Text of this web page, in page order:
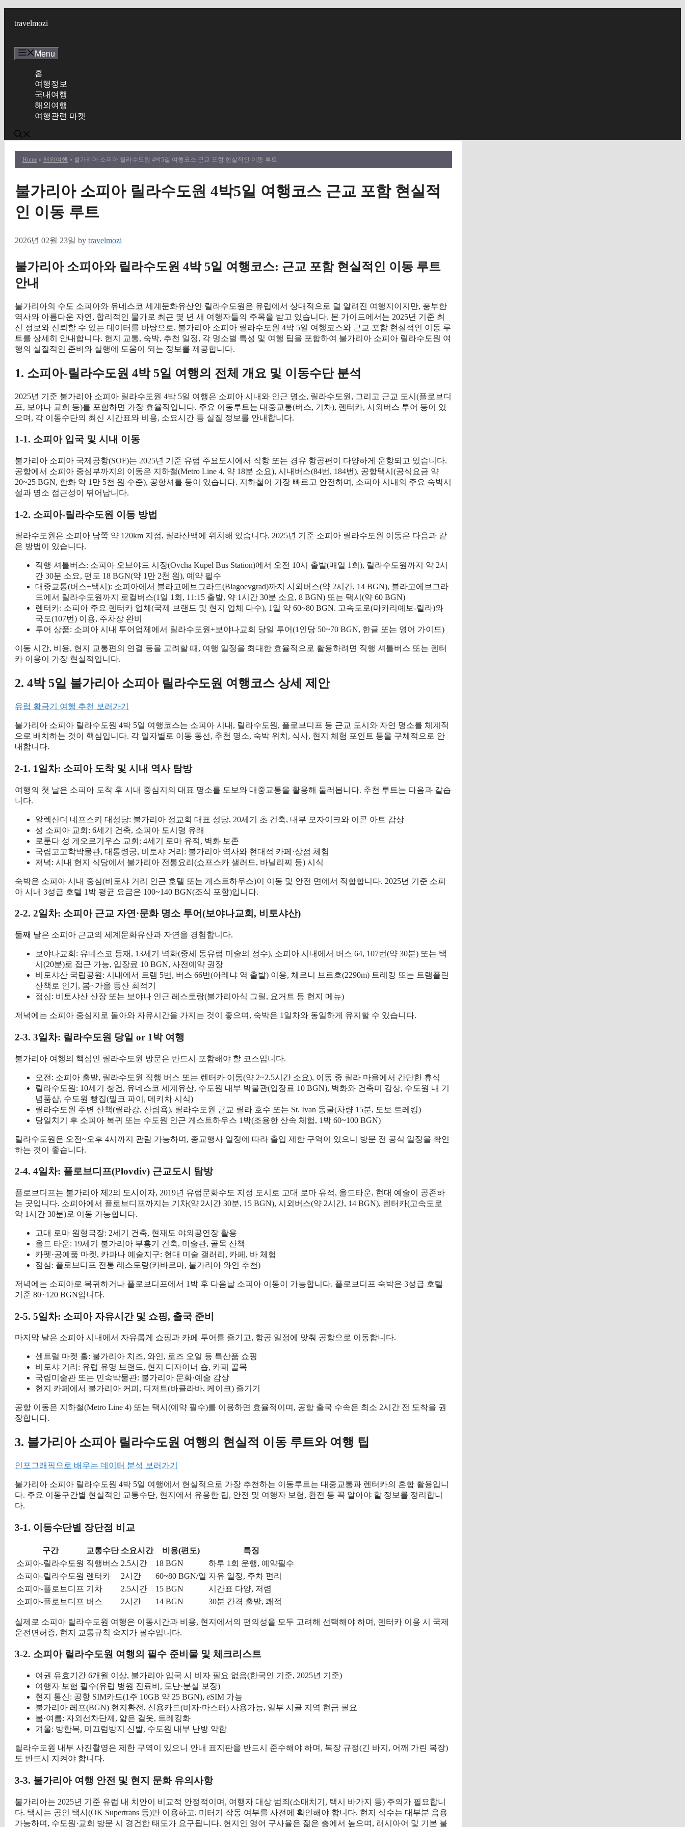
travelmozi
Menu
홈
여행정보
국내여행
해외여행
여행관련 마켓
Home » 해외여행 » 불가리아 소피아 릴라수도원 4박5일 여행코스 근교 포함 현실적인 이동 루트
불가리아 소피아 릴라수도원 4박5일 여행코스 근교 포함 현실적
인 이동 루트
2026년 02월 23일 by travelmozi
불가리아 소피아와 릴라수도원 4박 5일 여행코스: 근교 포함 현실적인 이동 루트
안내
불가리아의 수도 소피아와 유네스코 세계문화유산인 릴라수도원은 유럽에서 상대적으로 덜 알려진 여행지이지만, 풍부한
역사와 아름다운 자연, 합리적인 물가로 최근 몇 년 새 여행자들의 주목을 받고 있습니다. 본 가이드에서는 2025년 기준 최
신 정보와 신뢰할 수 있는 데이터를 바탕으로, 불가리아 소피아 릴라수도원 4박 5일 여행코스와 근교 포함 현실적인 이동 루
트를 상세히 안내합니다. 현지 교통, 숙박, 추천 일정, 각 명소별 특성 및 여행 팁을 포함하여 불가리아 소피아 릴라수도원 여
행의 실질적인 준비와 실행에 도움이 되는 정보를 제공합니다.
1. 소피아-릴라수도원 4박 5일 여행의 전체 개요 및 이동수단 분석
2025년 기준 불가리아 소피아 릴라수도원 4박 5일 여행은 소피아 시내와 인근 명소, 릴라수도원, 그리고 근교 도시(플로브디
프, 보야나 교회 등)를 포함하면 가장 효율적입니다. 주요 이동루트는 대중교통(버스, 기차), 렌터카, 시외버스 투어 등이 있
으며, 각 이동수단의 최신 시간표와 비용, 소요시간 등 실질 정보를 안내합니다.
1-1. 소피아 입국 및 시내 이동
불가리아 소피아 국제공항(SOF)는 2025년 기준 유럽 주요도시에서 직항 또는 경유 항공편이 다양하게 운항되고 있습니다.
공항에서 소피아 중심부까지의 이동은 지하철(Metro Line 4, 약 18분 소요), 시내버스(84번, 184번), 공항택시(공식요금 약
20~25 BGN, 한화 약 1만 5천 원 수준), 공항셔틀 등이 있습니다. 지하철이 가장 빠르고 안전하며, 소피아 시내의 주요 숙박시
설과 명소 접근성이 뛰어납니다.
1-2. 소피아-릴라수도원 이동 방법
릴라수도원은 소피아 남쪽 약 120km 지점, 릴라산맥에 위치해 있습니다. 2025년 기준 소피아 릴라수도원 이동은 다음과 같
은 방법이 있습니다.
직행 셔틀버스: 소피아 오브야드 시장(Ovcha Kupel Bus Station)에서 오전 10시 출발(매일 1회), 릴라수도원까지 약 2시
간 30분 소요, 편도 18 BGN(약 1만 2천 원), 예약 필수
대중교통(버스+택시): 소피아에서 블라고에브그라드(Blagoevgrad)까지 시외버스(약 2시간, 14 BGN), 블라고에브그라
드에서 릴라수도원까지 로컬버스(1일 1회, 11:15 출발, 약 1시간 30분 소요, 8 BGN) 또는 택시(약 60 BGN)
렌터카: 소피아 주요 렌터카 업체(국제 브랜드 및 현지 업체 다수), 1일 약 60~80 BGN. 고속도로(마카리예보-릴라)와
국도(107번) 이용, 주차장 완비
투어 상품: 소피아 시내 투어업체에서 릴라수도원+보야나교회 당일 투어(1인당 50~70 BGN, 한글 또는 영어 가이드)
이동 시간, 비용, 현지 교통편의 연결 등을 고려할 때, 여행 일정을 최대한 효율적으로 활용하려면 직행 셔틀버스 또는 렌터
카 이용이 가장 현실적입니다.
2. 4박 5일 불가리아 소피아 릴라수도원 여행코스 상세 제안
유럽 황금기 여행 추천 보러가기
불가리아 소피아 릴라수도원 4박 5일 여행코스는 소피아 시내, 릴라수도원, 플로브디프 등 근교 도시와 자연 명소를 체계적
으로 배치하는 것이 핵심입니다. 각 일자별로 이동 동선, 추천 명소, 숙박 위치, 식사, 현지 체험 포인트 등을 구체적으로 안
내합니다.
2-1. 1일차: 소피아 도착 및 시내 역사 탐방
여행의 첫 날은 소피아 도착 후 시내 중심지의 대표 명소를 도보와 대중교통을 활용해 둘러봅니다. 추천 루트는 다음과 같습
니다.
알렉산더 네프스키 대성당: 불가리아 정교회 대표 성당, 20세기 초 건축, 내부 모자이크와 이콘 아트 감상
성 소피아 교회: 6세기 건축, 소피아 도시명 유래
로툰다 성 게오르기우스 교회: 4세기 로마 유적, 벽화 보존
국립고고학박물관, 대통령궁, 비토샤 거리: 불가리아 역사와 현대적 카페·상점 체험
저녁: 시내 현지 식당에서 불가리아 전통요리(쇼프스카 샐러드, 바닐리찌 등) 시식
숙박은 소피아 시내 중심(비토샤 거리 인근 호텔 또는 게스트하우스)이 이동 및 안전 면에서 적합합니다. 2025년 기준 소피
아 시내 3성급 호텔 1박 평균 요금은 100~140 BGN(조식 포함)입니다.
2-2. 2일차: 소피아 근교 자연·문화 명소 투어(보야나교회, 비토샤산)
둘째 날은 소피아 근교의 세계문화유산과 자연을 경험합니다.
보야나교회: 유네스코 등재, 13세기 벽화(중세 동유럽 미술의 정수), 소피아 시내에서 버스 64, 107번(약 30분) 또는 택
시(20분)로 접근 가능, 입장료 10 BGN, 사전예약 권장
비토샤산 국립공원: 시내에서 트램 5번, 버스 66번(아레냐 역 출발) 이용, 체르니 브르흐(2290m) 트레킹 또는 트램플린
산책로 인기, 봄~가을 등산 최적기
점심: 비토샤산 산장 또는 보야나 인근 레스토랑(불가리아식 그릴, 요거트 등 현지 메뉴)
저녁에는 소피아 중심지로 돌아와 자유시간을 가지는 것이 좋으며, 숙박은 1일차와 동일하게 유지할 수 있습니다.
2-3. 3일차: 릴라수도원 당일 or 1박 여행
불가리아 여행의 핵심인 릴라수도원 방문은 반드시 포함해야 할 코스입니다.
오전: 소피아 출발, 릴라수도원 직행 버스 또는 렌터카 이동(약 2~2.5시간 소요), 이동 중 릴라 마을에서 간단한 휴식
릴라수도원: 10세기 창건, 유네스코 세계유산, 수도원 내부 박물관(입장료 10 BGN), 벽화와 건축미 감상, 수도원 내 기
념품샵, 수도원 빵집(밀크 파이, 메키차 시식)
릴라수도원 주변 산책(릴라강, 산림욕), 릴라수도원 근교 릴라 호수 또는 St. Ivan 동굴(차량 15분, 도보 트레킹)
당일치기 후 소피아 복귀 또는 수도원 인근 게스트하우스 1박(조용한 산속 체험, 1박 60~100 BGN)
릴라수도원은 오전~오후 4시까지 관람 가능하며, 종교행사 일정에 따라 출입 제한 구역이 있으니 방문 전 공식 일정을 확인
하는 것이 좋습니다.
2-4. 4일차: 플로브디프(Plovdiv) 근교도시 탐방
플로브디프는 불가리아 제2의 도시이자, 2019년 유럽문화수도 지정 도시로 고대 로마 유적, 올드타운, 현대 예술이 공존하
는 곳입니다. 소피아에서 플로브디프까지는 기차(약 2시간 30분, 15 BGN), 시외버스(약 2시간, 14 BGN), 렌터카(고속도로
약 1시간 30분)로 이동 가능합니다.
고대 로마 원형극장: 2세기 건축, 현재도 야외공연장 활용
올드 타운: 19세기 불가리아 부흥기 건축, 미술관, 골목 산책
카펫·공예품 마켓, 카파나 예술지구: 현대 미술 갤러리, 카페, 바 체험
점심: 플로브디프 전통 레스토랑(카바르마, 불가리아 와인 추천)
저녁에는 소피아로 복귀하거나 플로브디프에서 1박 후 다음날 소피아 이동이 가능합니다. 플로브디프 숙박은 3성급 호텔
기준 80~120 BGN입니다.
2-5. 5일차: 소피아 자유시간 및 쇼핑, 출국 준비
마지막 날은 소피아 시내에서 자유롭게 쇼핑과 카페 투어를 즐기고, 항공 일정에 맞춰 공항으로 이동합니다.
센트럴 마켓 홀: 불가리아 치즈, 와인, 로즈 오일 등 특산품 쇼핑
비토샤 거리: 유럽 유명 브랜드, 현지 디자이너 숍, 카페 골목
국립미술관 또는 민속박물관: 불가리아 문화·예술 감상
현지 카페에서 불가리아 커피, 디저트(바클라바, 케이크) 즐기기
공항 이동은 지하철(Metro Line 4) 또는 택시(예약 필수)를 이용하면 효율적이며, 공항 출국 수속은 최소 2시간 전 도착을 권
장합니다.
3. 불가리아 소피아 릴라수도원 여행의 현실적 이동 루트와 여행 팁
인포그래픽으로 배우는 데이터 분석 보러가기
불가리아 소피아 릴라수도원 4박 5일 여행에서 현실적으로 가장 추천하는 이동루트는 대중교통과 렌터카의 혼합 활용입니
다. 주요 이동구간별 현실적인 교통수단, 현지에서 유용한 팁, 안전 및 여행자 보험, 환전 등 꼭 알아야 할 정보를 정리합니
다.
3-1. 이동수단별 장단점 비교
구간 교통수단 소요시간 비용(편도)
특징
소피아-릴라수도원 직행버스 2.5시간 18 BGN
하루 1회 운행, 예약필수
소피아-릴라수도원 렌터카 2시간 60~80 BGN/일 자유 일정, 주차 편리
소피아-플로브디프 기차 2.5시간 15 BGN
시간표 다양, 저렴
소피아-플로브디프 버스 2시간 14 BGN 30분 간격 출발, 쾌적
실제로 소피아 릴라수도원 여행은 이동시간과 비용, 현지에서의 편의성을 모두 고려해 선택해야 하며, 렌터카 이용 시 국제
운전면허증, 현지 교통규칙 숙지가 필수입니다.
3-2. 소피아 릴라수도원 여행의 필수 준비물 및 체크리스트
여권 유효기간 6개월 이상, 불가리아 입국 시 비자 필요 없음(한국인 기준, 2025년 기준)
여행자 보험 필수(유럽 병원 진료비, 도난·분실 보장)
현지 통신: 공항 SIM카드(1주 10GB 약 25 BGN), eSIM 가능
불가리아 레프(BGN) 현지환전, 신용카드(비자·마스터) 사용가능, 일부 시골 지역 현금 필요
봄·여름: 자외선차단제, 얇은 겉옷, 트레킹화
겨울: 방한복, 미끄럼방지 신발, 수도원 내부 난방 약함
릴라수도원 내부 사진촬영은 제한 구역이 있으니 안내 표지판을 반드시 준수해야 하며, 복장 규정(긴 바지, 어깨 가린 복장)
도 반드시 지켜야 합니다.
3-3. 불가리아 여행 안전 및 현지 문화 유의사항
불가리아는 2025년 기준 유럽 내 치안이 비교적 안정적이며, 여행자 대상 범죄(소매치기, 택시 바가지 등) 주의가 필요합니
다. 택시는 공인 택시(OK Supertrans 등)만 이용하고, 미터기 작동 여부를 사전에 확인해야 합니다. 현지 식수는 대부분 음용
가능하며, 수도원·교회 방문 시 경건한 태도가 요구됩니다. 현지인 영어 구사율은 젊은 층에서 높으며, 러시아어 및 기본 불